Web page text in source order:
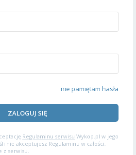
nie pamiętam hasła
ZALOGUJ SIĘ
Regulaminu serwisu Wykop.pl w jego
nie akceptujesz Regulaminu w całości,
z serwisu.